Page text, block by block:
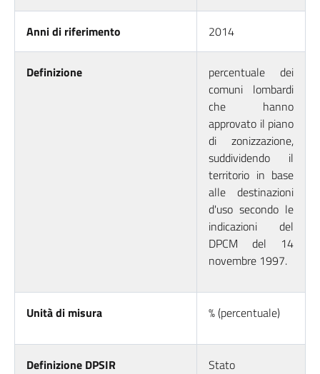
Anni di riferimento 2014
Definizione
percentuale dei
comuni lombardi
che hanno
approvato il piano
di zonizzazione,
suddividendo il
territorio in base
alle destinazioni
d'uso secondo le
indicazioni del
DPCM del 14
novembre 1997.
Unità di misura % (percentuale)
Definizione DPSIR Stato